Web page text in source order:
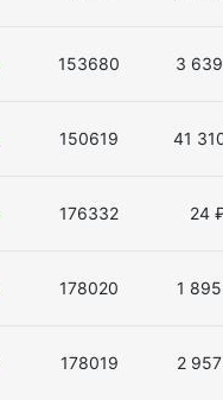
153680 3
150619 41
176332 24
178020 1
178019 2